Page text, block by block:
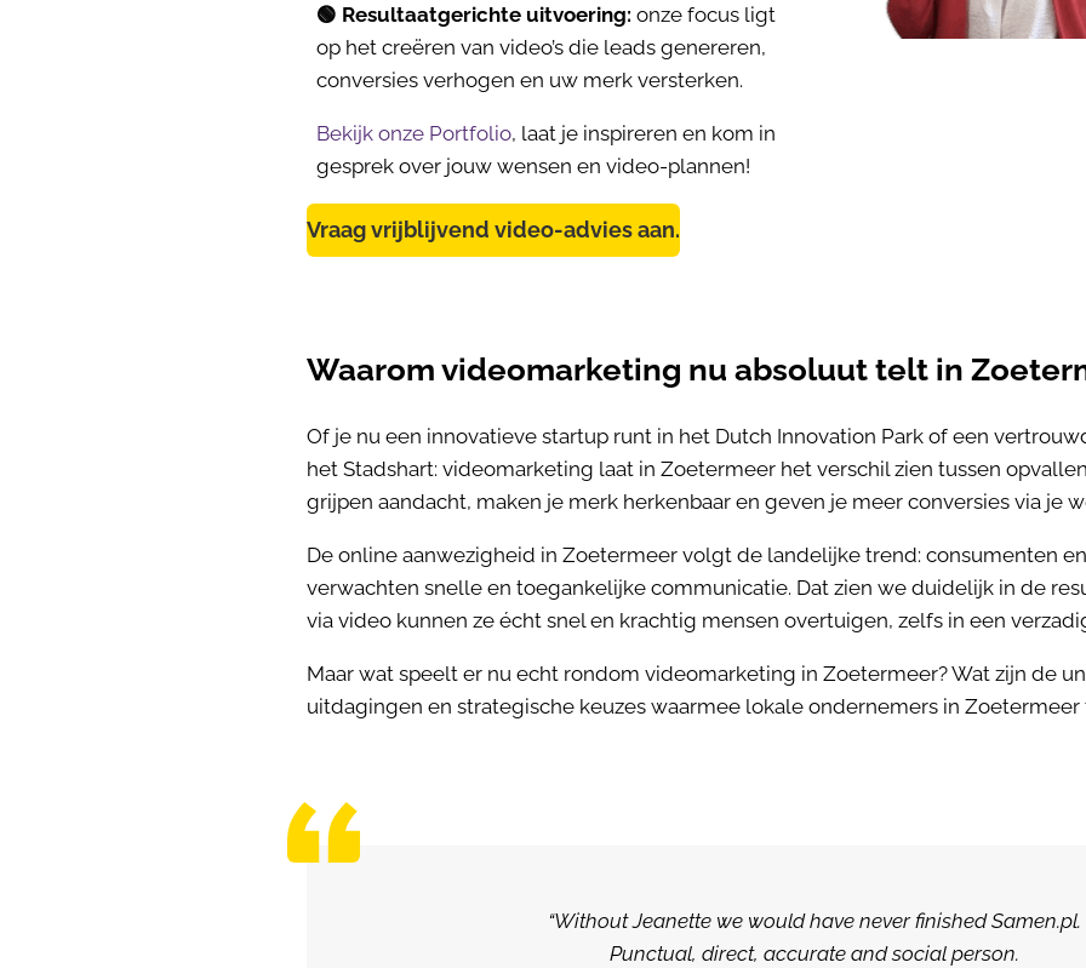
🟢 Resultaatgerichte uitvoering: onze focus ligt
op het creëren van video’s die leads genereren,
conversies verhogen en uw merk versterken.
Bekijk onze Portfolio, laat je inspireren en kom in
gesprek over jouw wensen en video-plannen!
Vraag vrijblijvend video-advies aan.
Waarom videomarketing nu absoluut telt in
Of je nu een innovatieve startup runt in het Dutch Innovation Park of een
het Stadshart: videomarketing laat in Zoetermeer het verschil zien tussen
grijpen aandacht, maken je merk herkenbaar en geven je meer conversies via je
De online aanwezigheid in Zoetermeer volgt de landelijke trend: consumenten
verwachten snelle en toegankelijke communicatie. Dat zien we duidelijk in de
via video kunnen ze écht snel en krachtig mensen overtuigen, zelfs in een
Maar wat speelt er nu echt rondom videomarketing in Zoetermeer? Wat zijn de
uitdagingen en strategische keuzes waarmee lokale ondernemers in Zoetermeer
“Without Jeanette we would have never finished Samen.pl.
Punctual, direct, accurate and social person.